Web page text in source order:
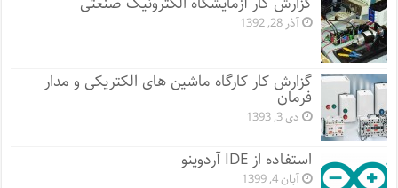
آذر 28, 1392
گزارش کار کارگاه ماشین های الکتریکی و مدار
فرمان
دی 3, 1393
استفاده از IDE آردوینو
آبان 4, 1399